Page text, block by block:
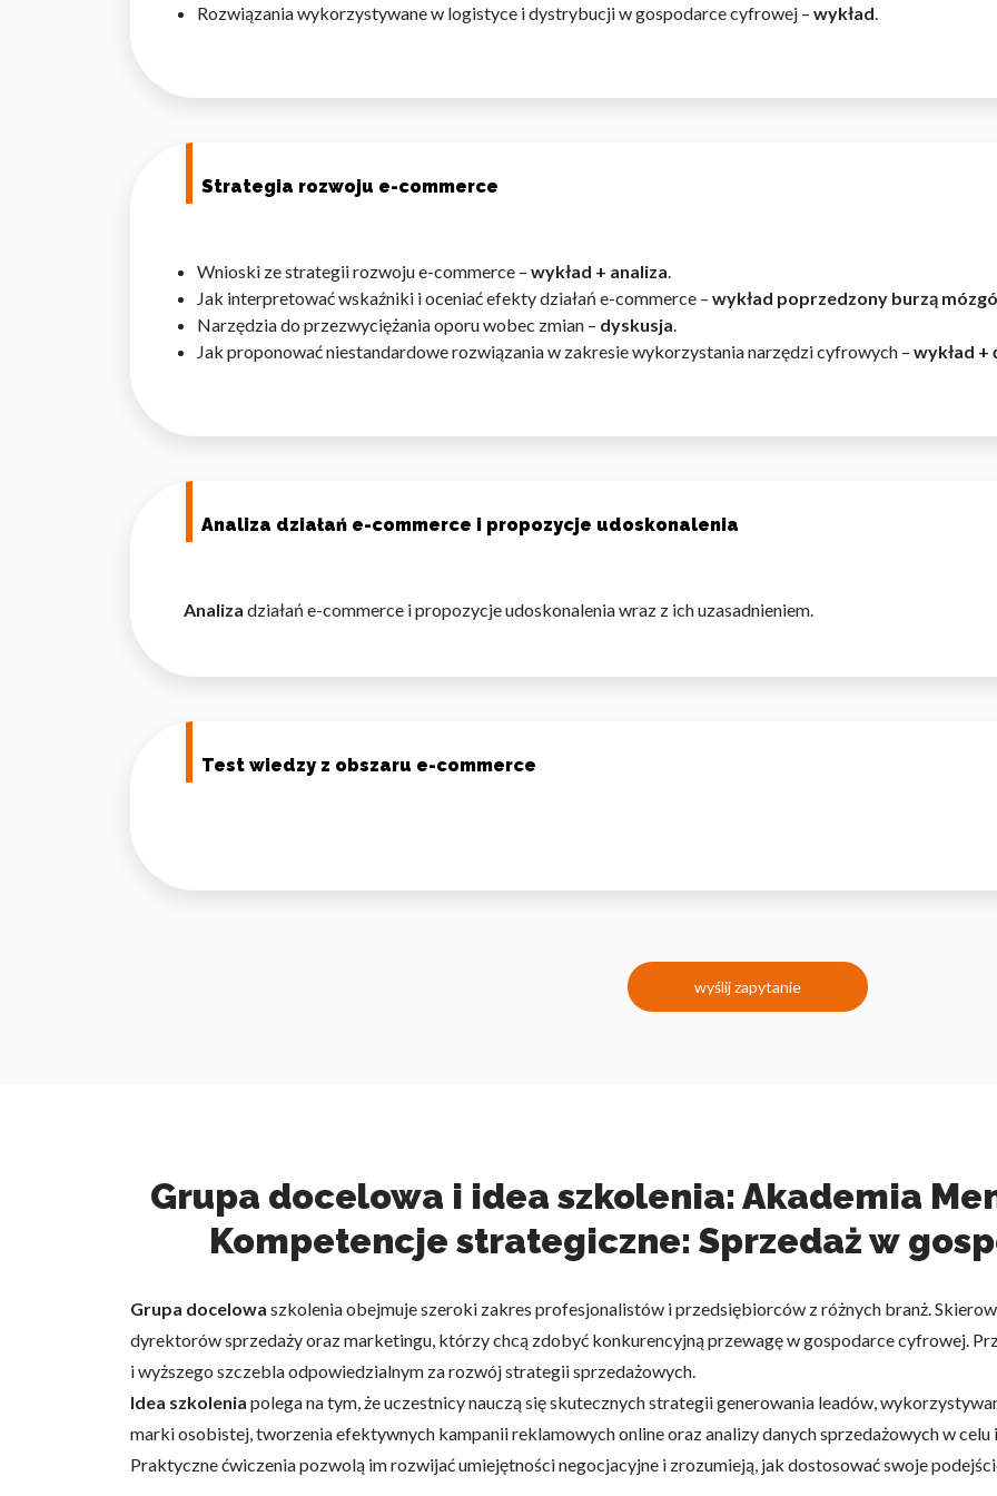
Rozwiązania wykorzystywane w logistyce i dystrybucji w gospodarce cyfrowej – wykład.
Strategia rozwoju e-commerce
Wnioski ze strategii rozwoju e-commerce – wykład + analiza.
Jak interpretować wskaźniki i oceniać efekty działań e-commerce – wykład poprzedzony burzą
Narzędzia do przezwyciężania oporu wobec zmian – dyskusja.
Jak proponować niestandardowe rozwiązania w zakresie wykorzystania narzędzi cyfrowych – wykład +
Analiza działań e-commerce i propozycje udoskonalenia
Analiza działań e-commerce i propozycje udoskonalenia wraz z ich uzasadnieniem.
Test wiedzy z obszaru e-commerce
wyślij zapytanie
Grupa docelowa i idea szkolenia: Akademia
Kompetencje strategiczne: Sprzedaż w
Grupa docelowa szkolenia obejmuje szeroki zakres profesjonalistów i przedsiębiorców z różnych branż.
dyrektorów sprzedaży oraz marketingu, którzy chcą zdobyć konkurencyjną przewagę w gospodarce cyfrowej.
i wyższego szczebla odpowiedzialnym za rozwój strategii sprzedażowych.
Idea szkolenia polega na tym, że uczestnicy nauczą się skutecznych strategii generowania leadów,
marki osobistej, tworzenia efektywnych kampanii reklamowych online oraz analizy danych sprzedażowych w
Praktyczne ćwiczenia pozwolą im rozwijać umiejętności negocjacyjne i zrozumieją, jak dostosować swoje
Statystyka
Marketingowe pliki cookie stosowane są w celu śledzenia użytkowników na stronach
Nieklasyfikowane
Nieklasyfikowane pliki cookie, to pliki, które są w procesie klasyfikowania, wraz z dostawcami